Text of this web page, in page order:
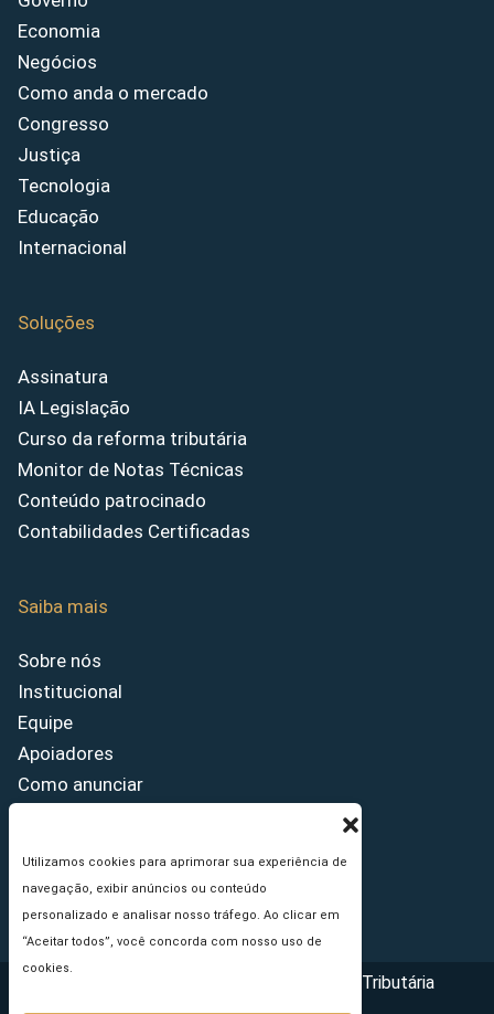
Utilizamos cookies para aprimorar sua experiência de
navegação, exibir anúncios ou conteúdo
personalizado e analisar nosso tráfego. Ao clicar em
“Aceitar todos”, você concorda com nosso uso de
cookies.
Economia
Negócios
Como anda o mercado
Congresso
Justiça
Tecnologia
Educação
Internacional
Soluções
Assinatura
IA Legislação
Curso da reforma tributária
Monitor de Notas Técnicas
Conteúdo patrocinado
Contabilidades Certificadas
Saiba mais
Sobre nós
Institucional
Equipe
Apoiadores
Como anunciar
Princípios Editoriais
Copyright © 2026 - Portal da Reforma Tributária